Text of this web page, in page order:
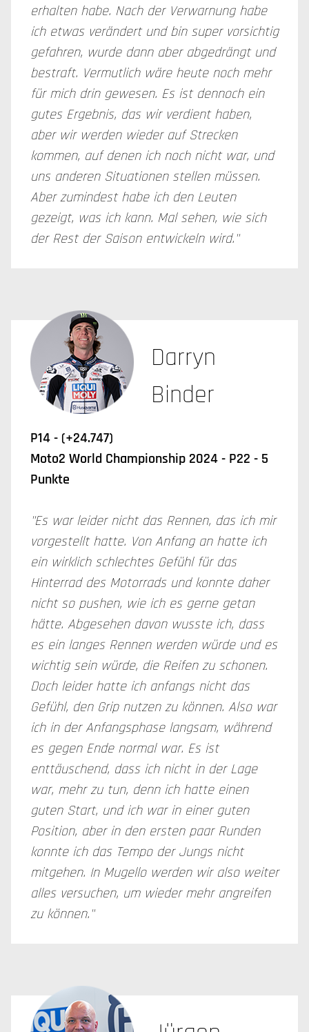
erhalten habe. Nach der Verwarnung habe
ich etwas verändert und bin super vorsichtig
gefahren, wurde dann aber abgedrängt und
bestraft. Vermutlich wäre heute noch mehr
für mich drin gewesen. Es ist dennoch ein
gutes Ergebnis, das wir verdient haben,
aber wir werden wieder auf Strecken
kommen, auf denen ich noch nicht war, und
uns anderen Situationen stellen müssen.
Aber zumindest habe ich den Leuten
gezeigt, was ich kann. Mal sehen, wie sich
der Rest der Saison entwickeln wird."
Darryn
Binder
P14 - (+24.747)
Moto2 World Championship 2024 - P22 - 5
Punkte
"Es war leider nicht das Rennen, das ich mir
vorgestellt hatte. Von Anfang an hatte ich
ein wirklich schlechtes Gefühl für das
Hinterrad des Motorrads und konnte daher
nicht so pushen, wie ich es gerne getan
hätte. Abgesehen davon wusste ich, dass
es ein langes Rennen werden würde und es
wichtig sein würde, die Reifen zu schonen.
Doch leider hatte ich anfangs nicht das
Gefühl, den Grip nutzen zu können. Also war
ich in der Anfangsphase langsam, während
es gegen Ende normal war. Es ist
enttäuschend, dass ich nicht in der Lage
war, mehr zu tun, denn ich hatte einen
guten Start, und ich war in einer guten
Position, aber in den ersten paar Runden
konnte ich das Tempo der Jungs nicht
mitgehen. In Mugello werden wir also weiter
alles versuchen, um wieder mehr angreifen
zu können."